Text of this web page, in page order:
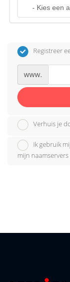
Registreer
www.
Verhuis je
Ik gebruik
mijn naamservers